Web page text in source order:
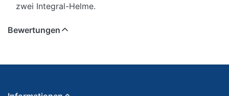
zwei Integral-Helme.
Bewertungen